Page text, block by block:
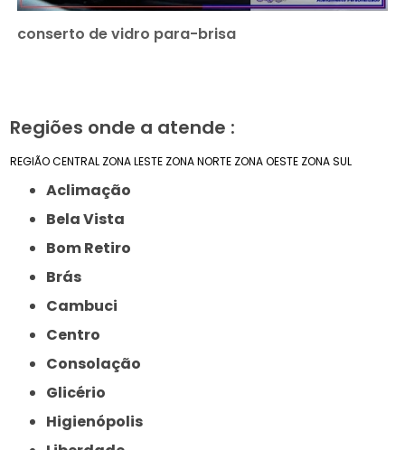
conserto de vidro para-brisa
Regiões onde a atende :
REGIÃO CENTRAL ZONA LESTE ZONA NORTE ZONA OESTE ZONA SUL
Aclimação
Bela Vista
Bom Retiro
Brás
Cambuci
Centro
Consolação
Glicério
Higienópolis